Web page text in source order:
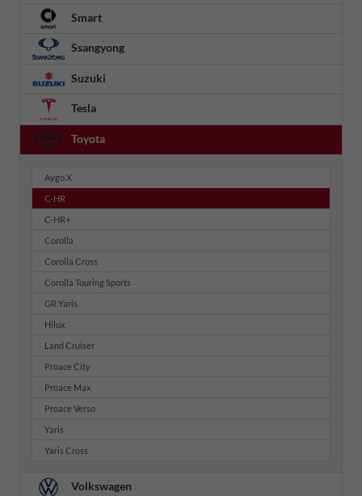
Smart
Ssangyong
Suzuki
Tesla
Toyota
Aygo X
C-HR
C-HR+
Corolla
Corolla Cross
Corolla Touring Sports
GR Yaris
Hilux
Land Cruiser
Proace City
Proace Max
Proace Verso
Yaris
Yaris Cross
Volkswagen